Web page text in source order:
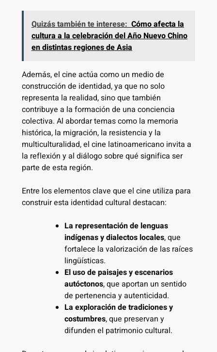
Quizás también te interese: Cómo afecta la
cultura a la celebración del Año Nuevo Chino
en distintas regiones de Asia
Además, el cine actúa como un medio de
construcción de identidad, ya que no solo
representa la realidad, sino que también
contribuye a la formación de una conciencia
colectiva. Al abordar temas como la memoria
histórica, la migración, la resistencia y la
multiculturalidad, el cine latinoamericano invita a
la reflexión y al diálogo sobre qué significa ser
parte de esta región.
Entre los elementos clave que el cine utiliza para
construir esta identidad cultural destacan:
La representación de lenguas
indígenas y dialectos locales, que
fortalece la valorización de las raíces
lingüísticas.
El uso de paisajes y escenarios
autóctonos, que aportan un sentido
de pertenencia y autenticidad.
La exploración de tradiciones y
costumbres, que preservan y
difunden el patrimonio cultural.